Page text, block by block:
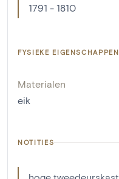
1791 - 1810
FYSIEKE EIGENSCHAPPEN
Materialen
eik
NOTITIES